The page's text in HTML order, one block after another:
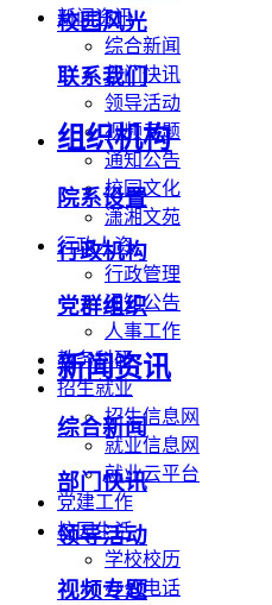
新闻资讯
综合新闻
部门快讯
领导活动
视频专题
通知公告
校园文化
潇湘文苑
行政人资
行政管理
通知公告
人事工作
教务科研
招生就业
招生信息网
就业信息网
就业云平台
党建工作
校园生活
学校校历
办公电话
校园风光
联系我们
组织机构
院系设置
行政机构
党群组织
新闻资讯
综合新闻
部门快讯
领导活动
视频专题